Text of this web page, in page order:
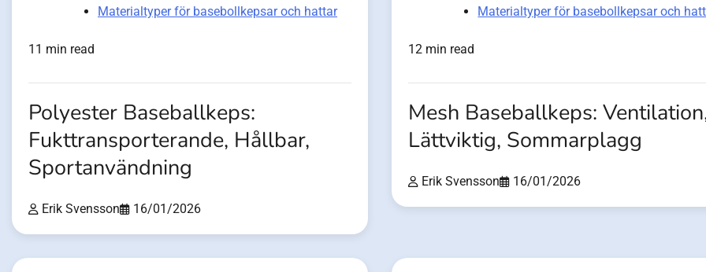
Materialtyper för basebollkepsar och hattar
11 min read
Polyester Baseballkeps:
Fukttransporterande, Hållbar,
Sportanvändning
Erik Svensson 16/01/2026
Materialtyper för basebollkepsar och
12 min read
Mesh Baseballkeps:
Lättviktig, Sommarplagg
Erik Svensson 16/01/2026